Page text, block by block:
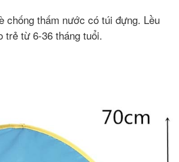
chống thấm nước có túi đựng. Lều
trẻ từ 6-36 tháng tuổi.